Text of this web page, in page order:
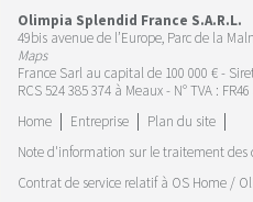
Olimpia Splendid France S.A.R.L.
49bis avenue de l’Europe, Parc de la
Maps
France Sarl au capital de 100 000 € -
RCS 524 385 374 à Meaux - N° TVA :
Home
Entreprise
Plan du site
Note d'information sur le traitement des
Contrat de service relatif à OS Home /